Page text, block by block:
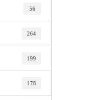
56
264
199
178